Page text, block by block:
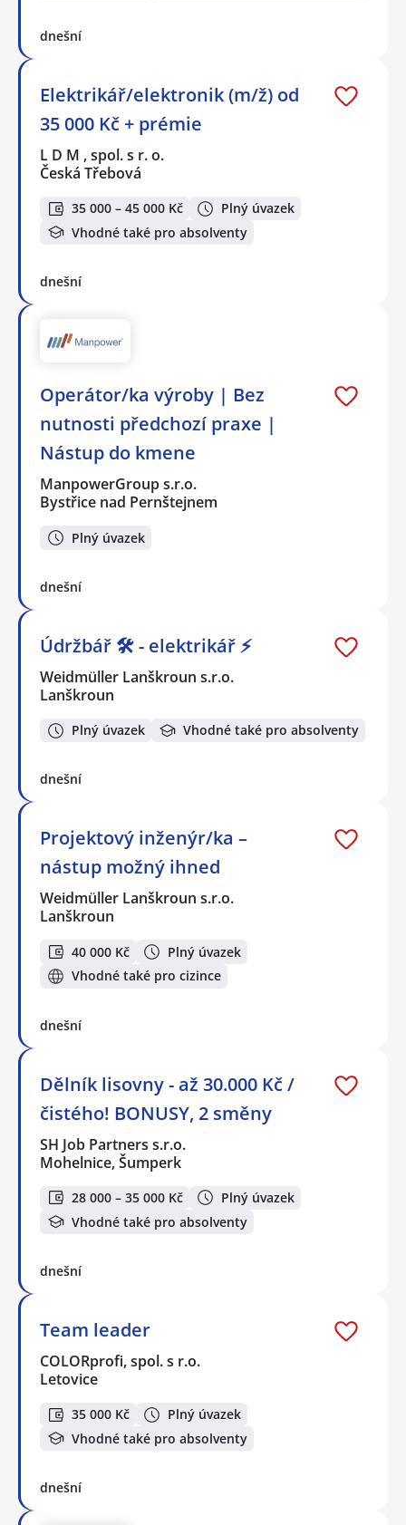
dnešní
Elektrikář/elektronik (m/ž) od
35 000 Kč + prémie
L D M , spol. s r. o.
Česká Třebová
35 000 – 45 000 Kč
Plný úvazek
Vhodné také pro absolventy
dnešní
Operátor/ka výroby | Bez
nutnosti předchozí praxe |
Nástup do kmene
ManpowerGroup s.r.o.
Bystřice nad Pernštejnem
Plný úvazek
dnešní
Údržbář 🛠️ - elektrikář ⚡
Weidmüller Lanškroun s.r.o.
Lanškroun
Plný úvazek Vhodné také pro absolventy
dnešní
Projektový inženýr/ka –
nástup možný ihned
Weidmüller Lanškroun s.r.o.
Lanškroun
40 000 Kč
Plný úvazek
Vhodné také pro cizince
dnešní
Dělník lisovny - až 30.000 Kč /
čistého! BONUSY, 2 směny
SH Job Partners s.r.o.
Mohelnice, Šumperk
28 000 – 35 000 Kč
Plný úvazek
Vhodné také pro absolventy
dnešní
Team leader
COLORprofi, spol. s r.o.
Letovice
35 000 Kč
Plný úvazek
Vhodné také pro absolventy
dnešní